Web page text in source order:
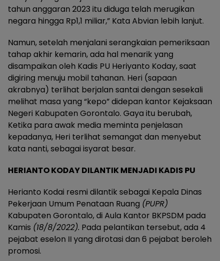
tahun anggaran 2023 itu diduga telah merugikan
negara hingga Rp1,1 miliar,” Kata Abvian lebih lanjut.
Namun, setelah menjalani serangkaian pemeriksaan
tahap akhir kemarin, ada hal menarik yang
disampaikan oleh Kadis PU Heriyanto Koday, saat
digiring menuju mobil tahanan. Heri (sapaan
akrabnya) terlihat berjalan santai dengan sesekali
melihat masa yang “kepo” didepan kantor Kejaksaan
Negeri Kabupaten Gorontalo. Gaya itu berubah,
Ketika para awak media meminta penjelasan
kepadanya, Heri terlihat semangat dan menyebut
kata nanti, sebagai isyarat besar.
HERIANTO KODAY DILANTIK MENJADI KADIS PU
Herianto Kodai resmi dilantik sebagai Kepala Dinas
Pekerjaan Umum Penataan Ruang (PUPR)
Kabupaten Gorontalo, di Aula Kantor BKPSDM pada
Kamis (18/8/2022). Pada pelantikan tersebut, ada 4
pejabat eselon II yang dirotasi dan 6 pejabat beroleh
promosi.